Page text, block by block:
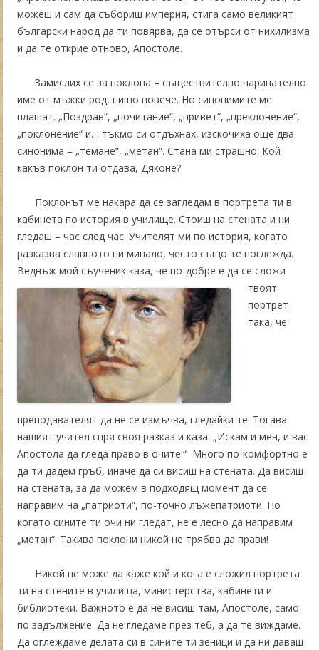
можеш и сам да събориш империя, стига само великият
български народ да ти повярва, да се отърси от нихилизма
и да те открие отново, Апостоле.
Замислих се за поклона – съществително нарицателно
име от мъжки род, нищо повече. Но синонимите ме
плашат. „Поздрав“, „почитание“, „привет“, „преклонение“,
„поклонение“ и… тъкмо си отдъхнах, изскочиха още два
синонима – „темане“, „метан“. Стана ми страшно. Кой
какъв поклон ти отдава, Дяконе?
Поклонът ме накара да се загледам в портрета ти в
кабинета по история в училище. Стоиш на стената и ни
гледаш – час след час. Учителят ми по история, когато
разказва славното ни минало, често също те поглежда.
Веднъж мой съученик каза, че по-добре е да се сложи
твоят
портрет
така, че
преподавателят да не се измъчва, гледайки те. Тогава
нашият учител спря своя разказ и каза: „Искам и мен, и вас
Апостола да гледа право в очите.“ Много по-комфортно е
да ти дадем гръб, иначе да си висиш на стената. Да висиш
на стената, за да можем в подходящ момент да се
направим на „патриоти“, по-точно лъжепатриоти. Но
когато сините ти очи ни гледат, не е лесно да направим
„метан“. Такива поклони никой не трябва да прави!
Никой не може да каже кой и кога е сложил портрета
ти на стените в училища, министерства, кабинети и
библиотеки. Важното е да не висиш там, Апостоле, само
по задължение. Да не гледаме през теб, а да те виждаме.
Да оглеждаме делата си в сините ти зеници и да ни даваш